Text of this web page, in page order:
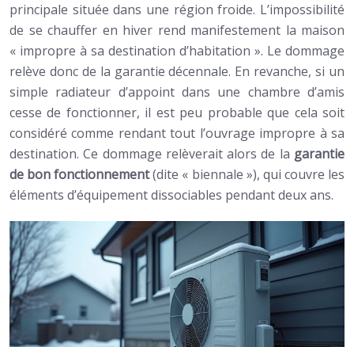
principale située dans une région froide. L’impossibilité
de se chauffer en hiver rend manifestement la maison
« impropre à sa destination d’habitation ». Le dommage
relève donc de la garantie décennale. En revanche, si un
simple radiateur d’appoint dans une chambre d’amis
cesse de fonctionner, il est peu probable que cela soit
considéré comme rendant tout l’ouvrage impropre à sa
destination. Ce dommage relèverait alors de la garantie
de bon fonctionnement(dite « biennale »), qui couvre les
éléments d’équipement dissociables pendant deux ans.